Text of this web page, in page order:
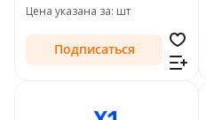
Цена указана за: шт
Подписаться